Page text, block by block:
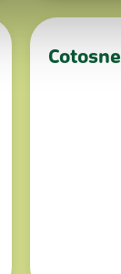
web,
dal tuo